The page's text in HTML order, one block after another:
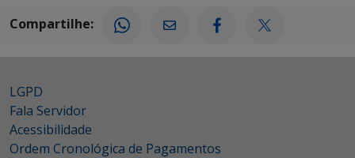
Compartilhe:
LGPD
Fala Servidor
Acessibilidade
Ordem Cronológica de Pagamentos